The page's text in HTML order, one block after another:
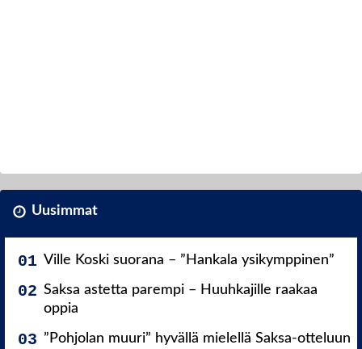
Uusimmat
Ville Koski suorana – ”Hankala ysikymppinen”
Saksa astetta parempi – Huuhkajille raakaa
oppia
”Pohjolan muuri” hyvällä mielellä Saksa-otteluun